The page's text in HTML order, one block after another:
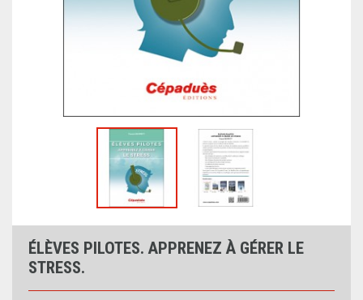
ÉLÈVES PILOTES. APPRENEZ À GÉRER LE
STRESS.